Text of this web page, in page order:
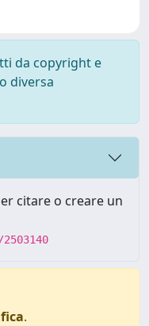
da copyright e
diversa
citare o creare un
.